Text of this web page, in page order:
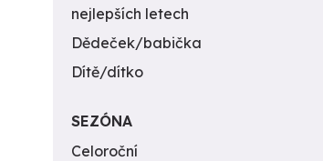
nejlepších letech
Dědeček/babička
Dítě/dítko
SEZÓNA
Celoroční